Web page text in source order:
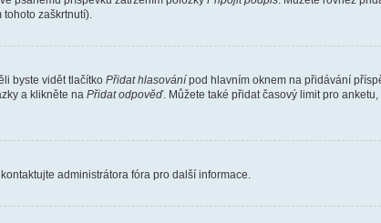
zaškrtnutí).
byste vidět tlačítko Přidat hlasovánípod hlavním oknem na přidávání
a klikněte na Přidat odpověď. Můžete také přidat časový limit pro
administrátora fóra pro další informace.